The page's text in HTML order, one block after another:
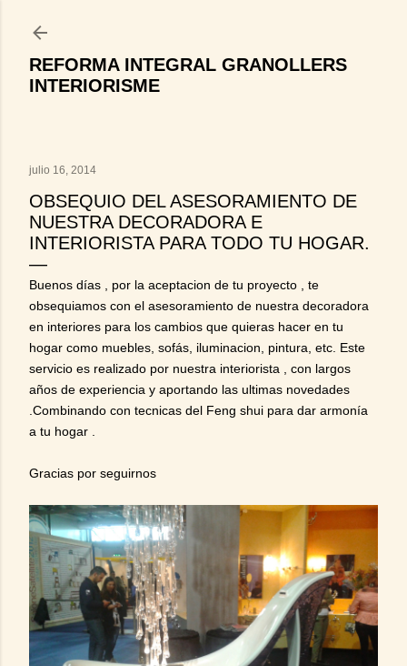
REFORMA INTEGRAL GRANOLLERS
INTERIORISME
julio 16, 2014
OBSEQUIO DEL ASESORAMIENTO DE
NUESTRA DECORADORA E
INTERIORISTA PARA TODO TU HOGAR.
Buenos días , por la aceptacion de tu proyecto , te
obsequiamos con el asesoramiento de nuestra decoradora
en interiores para los cambios que quieras hacer en tu
hogar como muebles, sofás, iluminacion, pintura, etc. Este
servicio es realizado por nuestra interiorista , con largos
años de experiencia y aportando las ultimas novedades
.Combinando con tecnicas del Feng shui para dar armonía
a tu hogar .
Gracias por seguirnos